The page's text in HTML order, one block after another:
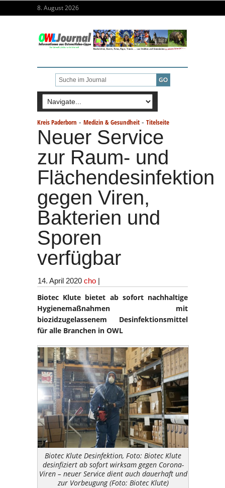
8. August 2026
Kreis Paderborn - Medizin & Gesundheit - Titelseite
Neuer Service
zur Raum- und
Flächendesinfektion
gegen Viren,
Bakterien und
Sporen
verfügbar
14. April 2020 cho |
Biotec Klute bietet ab sofort nachhaltige
Hygienemaßnahmen mit
biozidzugelassenem Desinfektionsmittel
für alle Branchen in OWL
Biotec Klute Desinfektion, Foto: Biotec Klute
desinfiziert ab sofort wirksam gegen Corona-
Viren – neuer Service dient auch dauerhaft und
zur Vorbeugung (Foto: Biotec Klute)